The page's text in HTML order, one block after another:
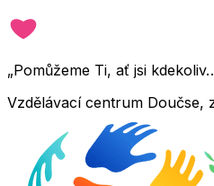
„Pomůžeme Ti, ať jsi
Vzdělávací centrum Doučse,